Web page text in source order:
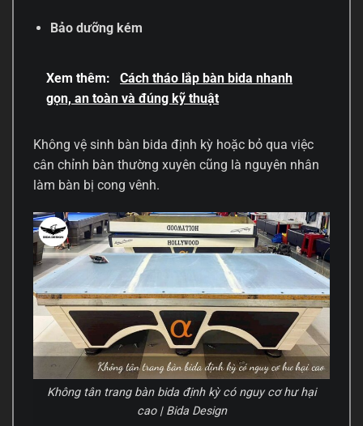
Bảo dưỡng kém
Xem thêm:
Cách tháo lắp bàn bida nhanh
gọn, an toàn và đúng kỹ thuật
Không vệ sinh bàn bida định kỳ hoặc bỏ qua việc
cân chỉnh bàn thường xuyên cũng là nguyên nhân
làm bàn bị cong vênh.
Không tân trang bàn bida định kỳ có nguy cơ hư hại
cao | Bida Design